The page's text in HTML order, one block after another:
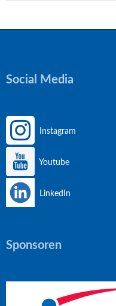
Social Media
Instagram
Youtube
LinkedIn
Sponsoren